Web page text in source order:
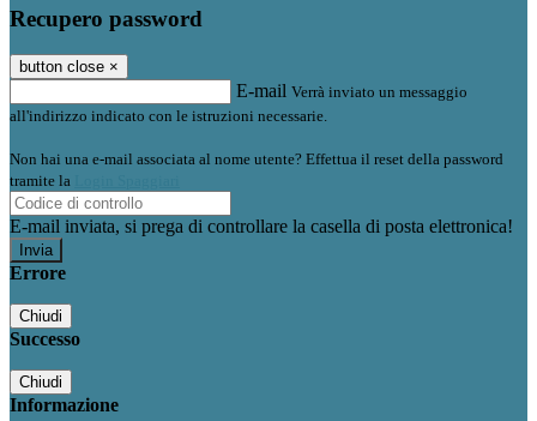
Recupero password
button close ×
E-mail Verrà inviato un messaggio
all'indirizzo indicato con le istruzioni necessarie.
Non hai una e-mail associata al nome utente? Effettua il reset della password
tramite la
E-mail inviata, si prega di controllare la casella di posta elettronica!
Errore
Chiudi
Successo
Chiudi
Informazione